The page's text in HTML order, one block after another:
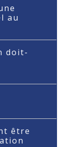
au
doit-
être